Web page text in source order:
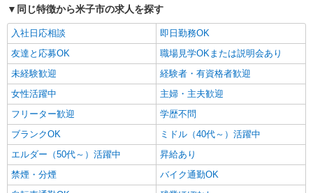
同じ特徴から米子市の求人を探す
入社日応相談
即日勤務OK
友達と応募OK
職場見学OKまたは説明会あり
未経験歓迎
経験者・有資格者歓迎
女性活躍中
主婦・主夫歓迎
フリーター歓迎
学歴不問
ブランクOK
ミドル（40代～）活躍中
エルダー（50代～）活躍中
昇給あり
禁煙・分煙
バイク通勤OK